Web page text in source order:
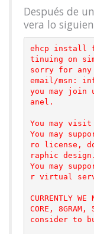
Después de
vera lo
ehcp install
tinuing on
sorry for any
email/msn:
you may join
anel.
You may
You may
ro license,
raphic
You may
r virtual
CURRENTLY
CORE,
consider to